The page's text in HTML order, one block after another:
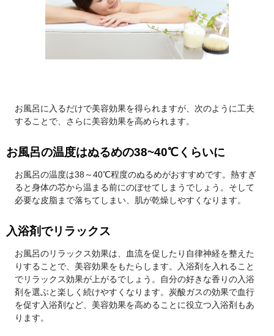
お風呂に入るだけで美容効果を得られますが、次のように工夫
することで、さらに美容効果を高められます。
お風呂の温度はぬるめの38~40℃くらいに
お風呂の温度は38～40℃程度のぬるめがおすすめです。熱すぎ
ると身体の芯から温まる前にのぼせてしまうでしょう。そして
必要な皮脂まで落ちてしまい、肌が乾燥しやすくなります。
入浴剤でリラックス
お風呂のリラックス効果は、血流を促したり自律神経を整えた
りすることで、美容効果をもたらします。入浴剤を入れること
でリラックス効果が上がるでしょう。自分の好きな香りの入浴
剤を選ぶと楽しく続けやすくなります。炭酸ガスの効果で血行
を促す入浴剤など、美容効果を高めることに役立つ入浴剤もあ
ります。